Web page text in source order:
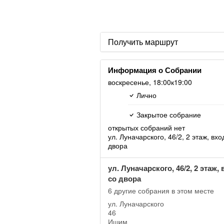
Получить маршрут
Информация о Собрании
воскресенье, 18:00к19:00
Лично
Закрытое собрание
открытых собраний нет
ул. Луначарского, 46/2, 2 этаж,
двора
ул. Луначарского, 46/2, 2 этаж,
со двора
6 другие собрания в этом месте
ул. Луначарского
46
Ишим